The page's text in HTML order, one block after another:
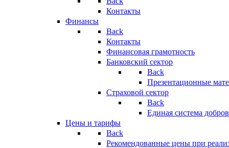
Контакты
Финансы
Back
Контакты
Финансовая грамотность
Банковский сектор
Back
Презентационные
Страховой сектор
Back
Единая система
Цены и тарифы
Back
Рекомендованные цены при